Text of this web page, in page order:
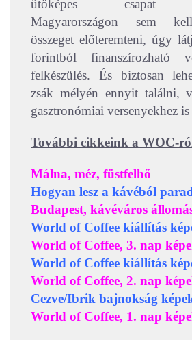
ütőképes csapat
Magyarországon sem
összeget előteremteni, úgy
forintból finanszírozható
felkészülés. És biztosan
zsák mélyén ennyit találni,
gasztronómiai versenyekhez
További cikkeink a WOC-
Málna, méz, füstfelhő
Hogyan lesz a kávéból
Budapest, kávéváros
World of Coffee kiállítás
World of Coffee, 3. nap
World of Coffee kiállítás
World of Coffee, 2. nap
Cezve/Ibrik bajnokság
World of Coffee, 1. nap